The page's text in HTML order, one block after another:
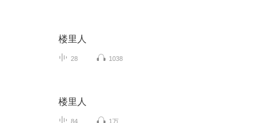
楼里人
28 1038
楼里人
84 1万